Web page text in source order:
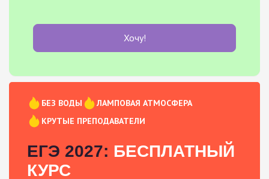
Хочу!
БЕЗ ВОДЫ
ЛАМПОВАЯ АТМОСФЕРА
КРУТЫЕ ПРЕПОДАВАТЕЛИ
ЕГЭ 2027: БЕСПЛАТНЫЙ
КУРС